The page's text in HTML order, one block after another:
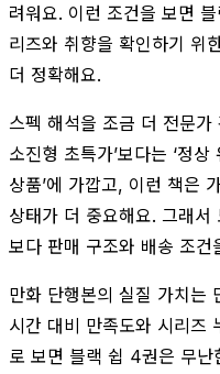
려워요. 이런 조건을 보면
리즈와 취향을 확인하기 위
더 정확해요.
스펙 해석을 조금 더 전문가
소진형 초특가’보다는 ‘정
상품’에 가깝고, 이런 책은
상태가 더 중요해요. 그래서
보다 판매 구조와 배송 조건
만화 단행본의 실질 가치는
시간 대비 만족도와 시리즈
로 보면 블랙 쉽 4권은 무난